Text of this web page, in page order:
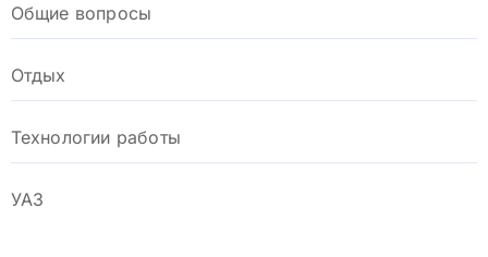
Общие вопросы
Отдых
Технологии работы
УАЗ